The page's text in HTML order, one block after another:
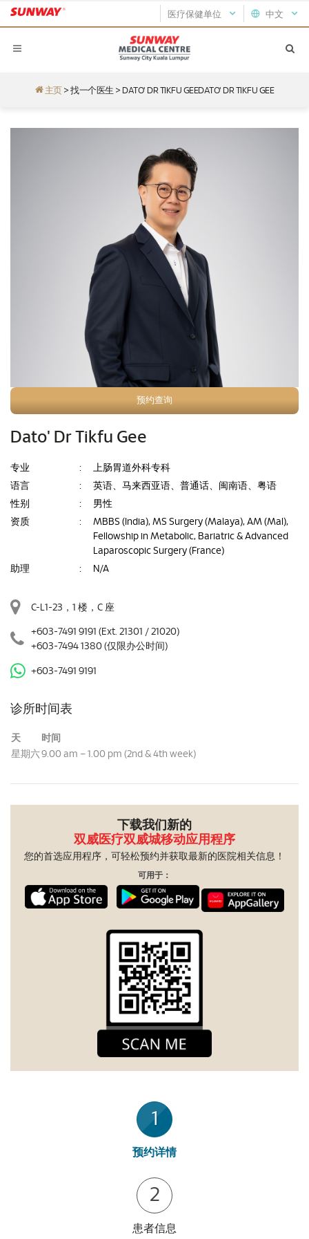
中文
医疗保健单位
主页 >找一个医生 > DATO' DR TIKFU GEEDATO' DR TIKFU GEE
预约查询
Dato' Dr Tikfu Gee
专业 :
上肠胃道外科专科
语言
:
英语、马来西亚语、普通话、闽南语、粤语
性别
:
男性
资质
:
MBBS (India), MS Surgery (Malaya), AM (Mal),
Fellowship in Metabolic, Bariatric & Advanced
Laparoscopic Surgery (France)
助理
: N/A
C-L1-23，1 楼，C 座
+603-7491 9191 (Ext. 21301 / 21020)
+603-7494 1380 (仅限办公时间)
+603-7491 9191
诊所时间表
天
时间
星期六9.00 am – 1.00 pm (2nd & 4th week)
下载我们新的
双威医疗双威城移动应用程序
您的首选应用程序，可轻松预约并获取最新的医院相关信息！
可用于：
1
预约详情
2
患者信息